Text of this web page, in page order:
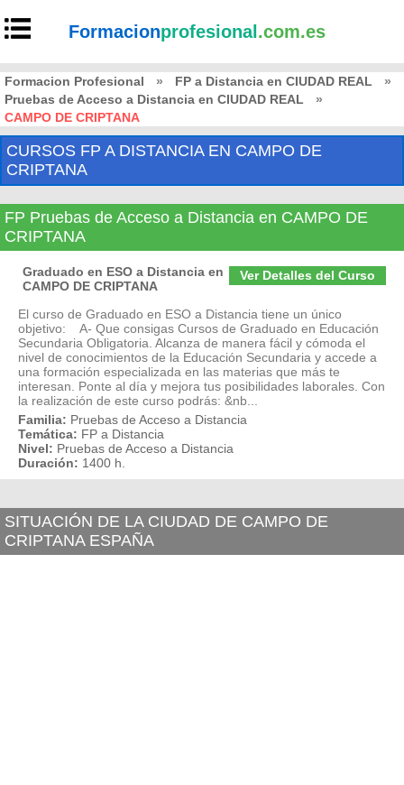
Formacionprofesional .com.es
Formacion Profesional » FP a Distancia en CIUDAD REAL
»
Pruebas de Acceso a Distancia en CIUDAD REAL
»
CAMPO DE CRIPTANA
CURSOS FP A DISTANCIA EN CAMPO DE
CRIPTANA
FP Pruebas de Acceso a Distancia en CAMPO DE
CRIPTANA
Ver Detalles del Curso
Graduado en ESO a Distancia en
CAMPO DE CRIPTANA
El curso de Graduado en ESO a Distancia tiene un único
objetivo: A- Que consigas Cursos de Graduado en Educación
Secundaria Obligatoria. Alcanza de manera fácil y cómoda el
nivel de conocimientos de la Educación Secundaria y accede a
una formación especializada en las materias que más te
interesan. Ponte al día y mejora tus posibilidades laborales. Con
la realización de este curso podrás: &nb...
Familia: Pruebas de Acceso a Distancia
Temática: FP a Distancia
Nivel: Pruebas de Acceso a Distancia
Duración: 1400 h.
SITUACIÓN DE LA CIUDAD DE CAMPO DE
CRIPTANA ESPAÑA